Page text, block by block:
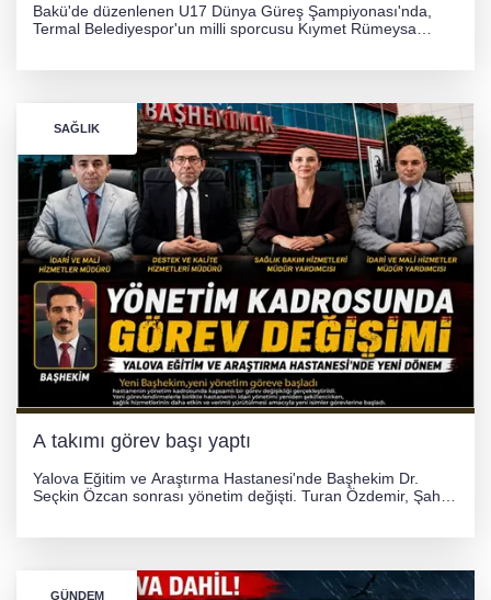
Bakü'de düzenlenen U17 Dünya Güreş Şampiyonası'nda,
Termal Belediyespor'un milli sporcusu Kıymet Rümeysa
SAĞLIK
A takımı görev başı yaptı
Yalova Eğitim ve Araştırma Hastanesi'nde Başhekim Dr.
Seçkin Özcan sonrası yönetim değişti. Turan Özdemir, Şahin
GÜNDEM